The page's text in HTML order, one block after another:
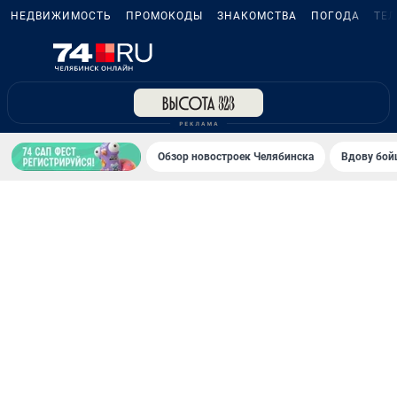
НЕДВИЖИМОСТЬ ПРОМОКОДЫ ЗНАКОМСТВА ПОГОДА
Обзор новостроек Челябинска Вдову